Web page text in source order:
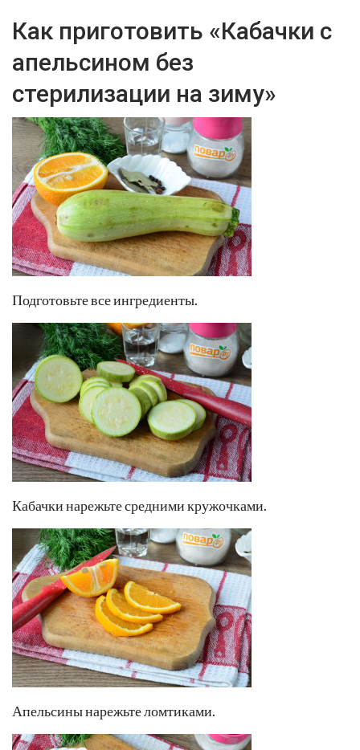
Как приготовить «Кабачки с
апельсином без
стерилизации на зиму»
Подготовьте все ингредиенты.
Кабачки нарежьте средними кружочками.
Апельсины нарежьте ломтиками.